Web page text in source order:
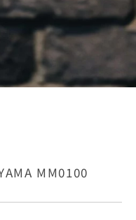
MM0100